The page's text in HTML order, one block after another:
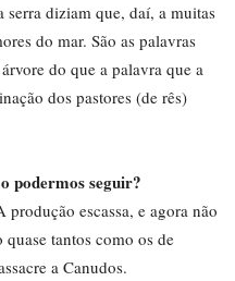
serra diziam que, daí, a muitas
do mar. São as palavras
do que a palavra que a
dos pastores (de rês)
podermos seguir?
produção escassa, e agora não
quase tantos como os de
a Canudos.